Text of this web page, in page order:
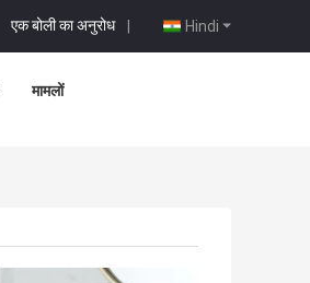
Hindi
एक बोली का अनुरोध |
मामलों